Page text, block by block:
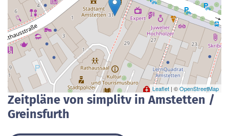
Leaflet | ©OpenStreetMap
Zeitpläne von simplitv in Amstetten /
Greinsfurth